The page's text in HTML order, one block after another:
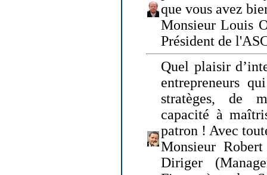
que vous avez
Monsieur Louis
Président de
Quel plaisir
entrepreneurs
stratèges, de
capacité à
patron ! Avec
Monsieur
Diriger